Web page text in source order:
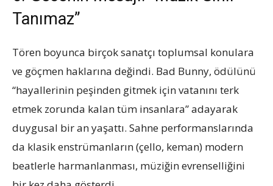
Tanımaz”
Tören boyunca birçok sanatçı toplumsal konulara
ve göçmen haklarına değindi. Bad Bunny, ödülünü
“hayallerinin peşinden gitmek için vatanını terk
etmek zorunda kalan tüm insanlara” adayarak
duygusal bir an yaşattı. Sahne performanslarında
da klasik enstrümanların (çello, keman) modern
beatlerle harmanlanması, müziğin evrenselliğini